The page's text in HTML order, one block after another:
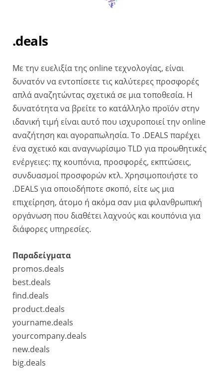
.deals
Με την ευελιξία της online τεχνολογίας, είναι
δυνατόν να εντοπίσετε τις καλύτερες προσφορές
απλά αναζητώντας σχετικά σε μια τοποθεσία. Η
δυνατότητα να βρείτε το κατάλληλο προϊόν στην
ιδανική τιμή είναι αυτό που ισχυροποιεί την online
αναζήτηση και αγοραπωλησία. Το .DEALS παρέχει
ένα σχετικό και αναγνωρίσιμο TLD για προωθητικές
ενέργειες: πχ κουπόνια, προσφορές, εκπτώσεις,
συνδυασμοί προσφορών κτλ. Χρησιμοποιήστε το
.DEALS για οποιοδήποτε σκοπό, είτε ως μια
επιχείρηση, άτομο ή ακόμα σαν μια φιλανθρωπική
οργάνωση που διαθέτει λαχνούς και κουπόνια για
διάφορες υπηρεσίες.
Παραδείγματα
promos.deals
best.deals
find.deals
product.deals
yourname.deals
yourcompany.deals
new.deals
big.deals